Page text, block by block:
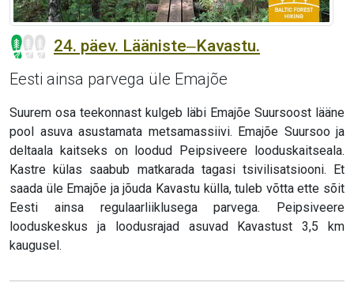
24. päev. Lääniste‒Kavastu.
Eesti ainsa parvega üle Emajõe
Suurem osa teekonnast kulgeb läbi Emajõe Suursoost lääne
pool asuva asustamata metsamassiivi. Emajõe Suursoo ja
deltaala kaitseks on loodud Peipsiveere looduskaitseala.
Kastre külas saabub matkarada tagasi tsivilisatsiooni. Et
saada üle Emajõe ja jõuda Kavastu külla, tuleb võtta ette sõit
Eesti ainsa regulaarliiklusega parvega. Peipsiveere
looduskeskus ja loodusrajad asuvad Kavastust 3,5 km
kaugusel.